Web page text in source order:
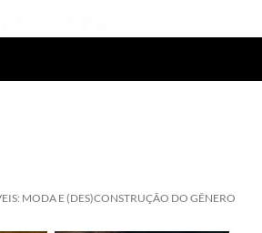
MODA E (DES)CONSTRUÇÃO DO GÊNERO